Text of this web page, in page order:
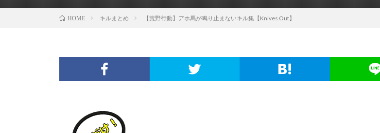
HOME キルまとめ 【荒野行動】アホ馬が鳴り止まないキル集【Knives Out】